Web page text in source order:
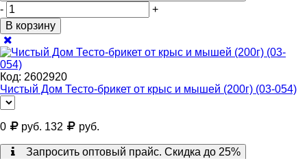
-
+
В корзину
Код: 2602920
Чистый Дом Тесто-брикет от крыс и мышей (200г) (03-054)
0 руб. 132 руб.
Запросить оптовый прайс. Скидка до 25%